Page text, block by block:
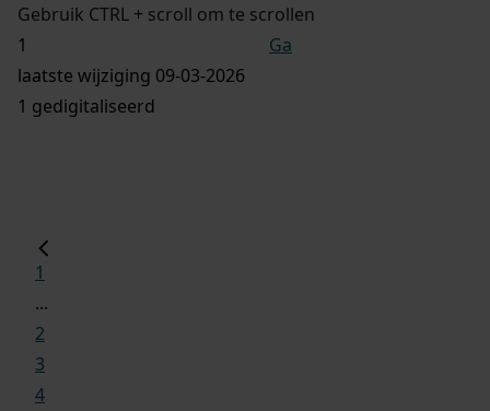
Gebruik CTRL + scroll om te scrollen
Ga
laatste wijziging 09-03-2026
1 gedigitaliseerd
1
...
2
3
4